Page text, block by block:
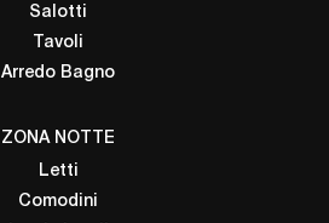
Salotti
Tavoli
Arredo Bagno
ZONA NOTTE
Letti
Comodini